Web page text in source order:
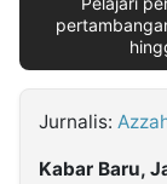
Jurnalis:
Kabar Baru,